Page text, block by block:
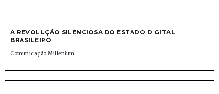
A REVOLUÇÃO SILENCIOSA DO ESTADO DIGITAL
BRASILEIRO
Comunicação Millenium